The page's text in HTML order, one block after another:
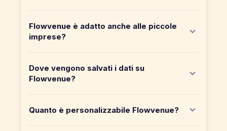
Flowvenue è adatto anche alle piccole
imprese?
Dove vengono salvati i dati su
Flowvenue?
Quanto è personalizzabile Flowvenue?